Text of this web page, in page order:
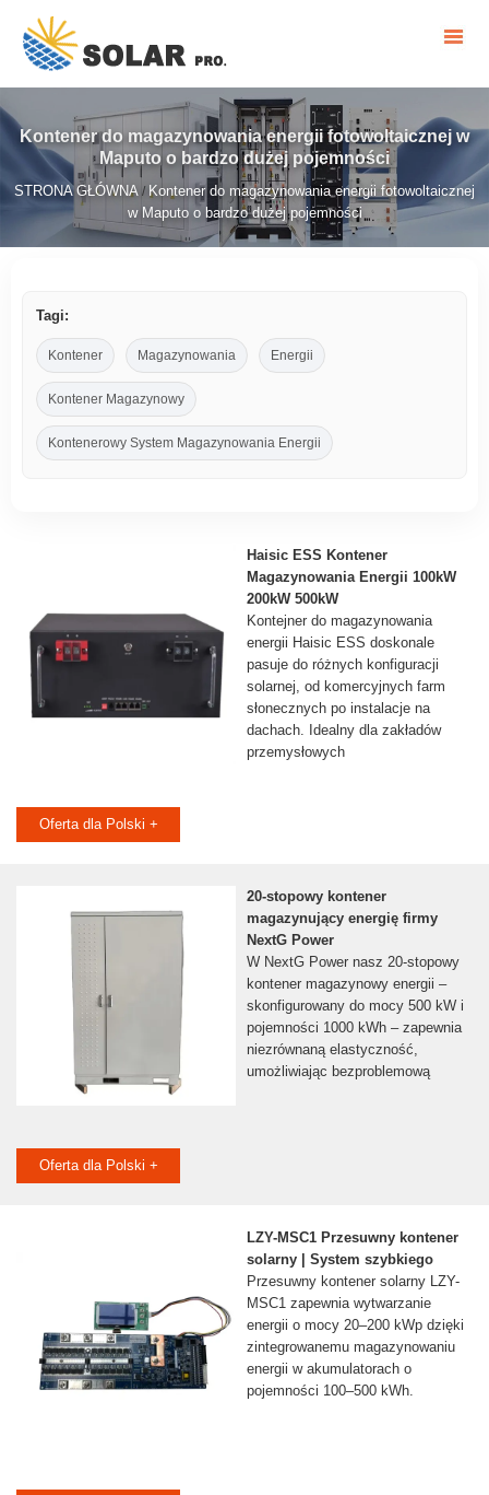
Kontener do magazynowania energii fotowoltaicznej w
Maputo o bardzo dużej pojemności
STRONA GŁÓWNA / Kontener do magazynowania energii fotowoltaicznej
w Maputo o bardzo dużej pojemności
Tagi:
Kontener Magazynowania Energii
Kontener Magazynowy
Kontenerowy System Magazynowania Energii
Haisic ESS Kontener
Magazynowania Energii 100kW
200kW 500kW
Kontejner do magazynowania
energii Haisic ESS doskonale
pasuje do różnych konfiguracji
solarnej, od komercyjnych farm
słonecznych po instalacje na
dachach. Idealny dla zakładów
przemysłowych
Oferta dla Polski +
20-stopowy kontener
magazynujący energię firmy
NextG Power
W NextG Power nasz 20-stopowy
kontener magazynowy energii –
skonfigurowany do mocy 500 kW i
pojemności 1000 kWh – zapewnia
niezrównaną elastyczność,
umożliwiając bezproblemową
Oferta dla Polski +
LZY-MSC1 Przesuwny kontener
solarny | System szybkiego
Przesuwny kontener solarny LZY-
MSC1 zapewnia wytwarzanie
energii o mocy 20–200 kWp dzięki
zintegrowanemu magazynowaniu
energii w akumulatorach o
pojemności 100–500 kWh.